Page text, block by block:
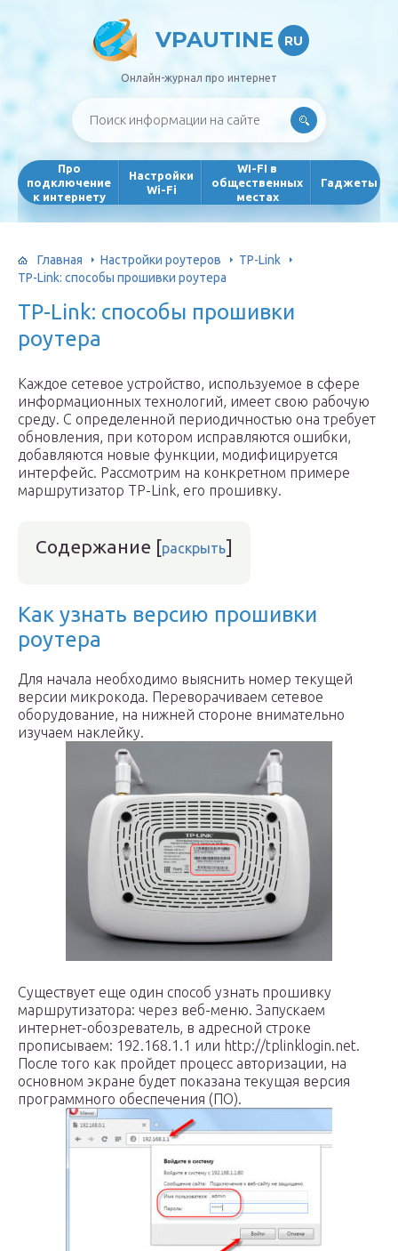
VPAUTINE RU
Онлайн-журнал про интернет
Про
подключение
к интернету
Настройки
Wi-Fi
WI-FI в
общественных
местах
Гаджеты
Главная Настройки роутеров
TP-Link
TP-Link: способы прошивки роутера
TP-Link: способы прошивки
роутера
Каждое сетевое устройство, используемое в сфере
информационных технологий, имеет свою рабочую
среду. С определенной периодичностью она требует
обновления, при котором исправляются ошибки,
добавляются новые функции, модифицируется
интерфейс. Рассмотрим на конкретном примере
маршрутизатор TP-Link, его прошивку.
Содержание [раскрыть]
Как узнать версию прошивки
роутера
Для начала необходимо выяснить номер текущей
версии микрокода. Переворачиваем сетевое
оборудование, на нижней стороне внимательно
изучаем наклейку.
Существует еще один способ узнать прошивку
маршрутизатора: через веб-меню. Запускаем
интернет-обозреватель, в адресной строке
прописываем: 192.168.1.1 или http://tplinklogin.net.
После того как пройдет процесс авторизации, на
основном экране будет показана текущая версия
программного обеспечения (ПО).